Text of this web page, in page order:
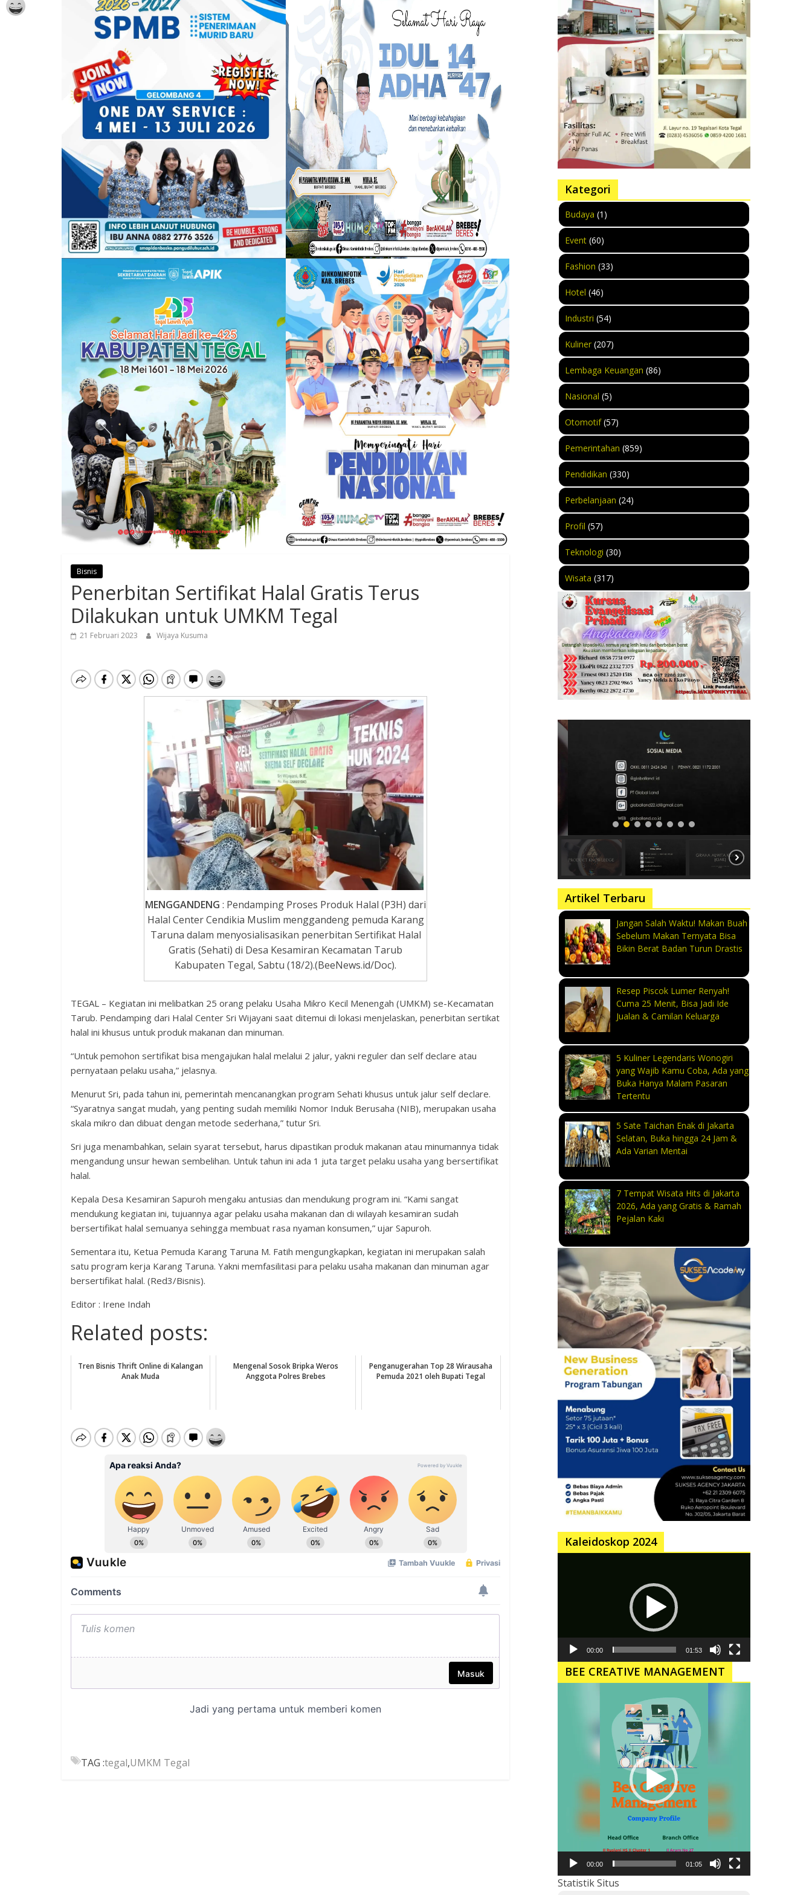
Bisnis
Penerbitan Sertifikat Halal Gratis Terus
Dilakukan untuk UMKM Tegal
21 Februari 2023 Wijaya Kusuma
MENGGANDENG : Pendamping Proses Produk Halal (P3H) dari
Halal Center Cendikia Muslim menggandeng pemuda Karang
Taruna dalam menyosialisasikan penerbitan Sertifikat Halal
Gratis (Sehati) di Desa Kesamiran Kecamatan Tarub
Kabupaten Tegal, Sabtu (18/2).(BeeNews.id/Doc).
TEGAL – Kegiatan ini melibatkan 25 orang pelaku Usaha Mikro Kecil Menengah (UMKM) se-Kecamatan
Tarub. Pendamping dari Halal Center Sri Wijayani saat ditemui di lokasi menjelaskan, penerbitan sertikat
halal ini khusus untuk produk makanan dan minuman.
“Untuk pemohon sertifikat bisa mengajukan halal melalui 2 jalur, yakni reguler dan self declare atau
pernyataan pelaku usaha,” jelasnya.
Menurut Sri, pada tahun ini, pemerintah mencanangkan program Sehati khusus untuk jalur self declare.
“Syaratnya sangat mudah, yang penting sudah memiliki Nomor Induk Berusaha (NIB), merupakan usaha
skala mikro dan dibuat dengan metode sederhana,” tutur Sri.
Sri juga menambahkan, selain syarat tersebut, harus dipastikan produk makanan atau minumannya tidak
mengandung unsur hewan sembelihan. Untuk tahun ini ada 1 juta target pelaku usaha yang bersertifikat
halal.
Kepala Desa Kesamiran Sapuroh mengaku antusias dan mendukung program ini. “Kami sangat
mendukung kegiatan ini, tujuannya agar pelaku usaha makanan dan di wilayah kesamiran sudah
bersertifikat halal semuanya sehingga membuat rasa nyaman konsumen,” ujar Sapuroh.
Sementara itu, Ketua Pemuda Karang Taruna M. Fatih mengungkapkan, kegiatan ini merupakan salah
satu program kerja Karang Taruna. Yakni memfasilitasi para pelaku usaha makanan dan minuman agar
bersertifikat halal. (Red3/Bisnis).
Editor : Irene Indah
Related posts:
Tren Bisnis Thrift Online di Kalangan
Anak Muda
Mengenal Sosok Bripka Weros
Anggota Polres Brebes
Penganugerahan Top 28 Wirausaha
Pemuda 2021 oleh Bupati Tegal
TAG :tegal,UMKM Tegal
Kategori
Budaya (1)
Event(60)
Fashion (33)
Hotel (46)
Industri (54)
Kuliner(207)
Lembaga Keuangan (86)
Nasional (5)
Otomotif(57)
Pemerintahan (859)
Pendidikan (330)
Perbelanjaan (24)
Profil (57)
Teknologi (30)
Wisata (317)
Artikel Terbaru
Jangan Salah Waktu! Makan Buah
Sebelum Makan Ternyata Bisa
Bikin Berat Badan Turun Drastis
Resep Piscok Lumer Renyah!
Cuma 25 Menit, Bisa Jadi Ide
Jualan & Camilan Keluarga
5 Kuliner Legendaris Wonogiri
yang Wajib Kamu Coba, Ada yang
Buka Hanya Malam Pasaran
Tertentu
5 Sate Taichan Enak di Jakarta
Selatan, Buka hingga 24 Jam &
Ada Varian Mentai
7 Tempat Wisata Hits di Jakarta
2026, Ada yang Gratis & Ramah
Pejalan Kaki
Kaleidoskop 2024
00:00 01:53
BEE CREATIVE MANAGEMENT
00:00 01:05
Statistik Situs